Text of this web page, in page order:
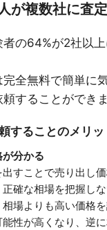
が複数社に査
の64%が2社以
全無料で簡単に
することができま
することのメリッ
分かる
すことで売り出し
確な相場を把握し
場よりも高い価格
性が高くなり、逆